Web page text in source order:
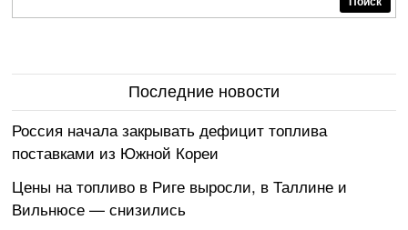
Последние новости
Россия начала закрывать дефицит топлива
поставками из Южной Кореи
Цены на топливо в Риге выросли, в Таллине и
Вильнюсе — снизились